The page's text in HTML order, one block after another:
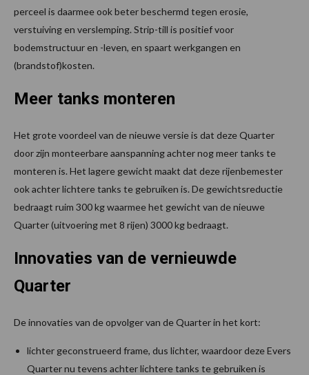
perceel is daarmee ook beter beschermd tegen erosie,
verstuiving en verslemping. Strip-till is positief voor
bodemstructuur en -leven, en spaart werkgangen en
(brandstof)kosten.
Meer tanks monteren
Het grote voordeel van de nieuwe versie is dat deze Quarter
door zijn monteerbare aanspanning achter nog meer tanks te
monteren is. Het lagere gewicht maakt dat deze rijenbemester
ook achter lichtere tanks te gebruiken is. De gewichtsreductie
bedraagt ruim 300 kg waarmee het gewicht van de nieuwe
Quarter (uitvoering met 8 rijen) 3000 kg bedraagt.
Innovaties van de vernieuwde
Quarter
De innovaties van de opvolger van de Quarter in het kort:
lichter geconstrueerd frame, dus lichter, waardoor deze Evers
Quarter nu tevens achter lichtere tanks te gebruiken is